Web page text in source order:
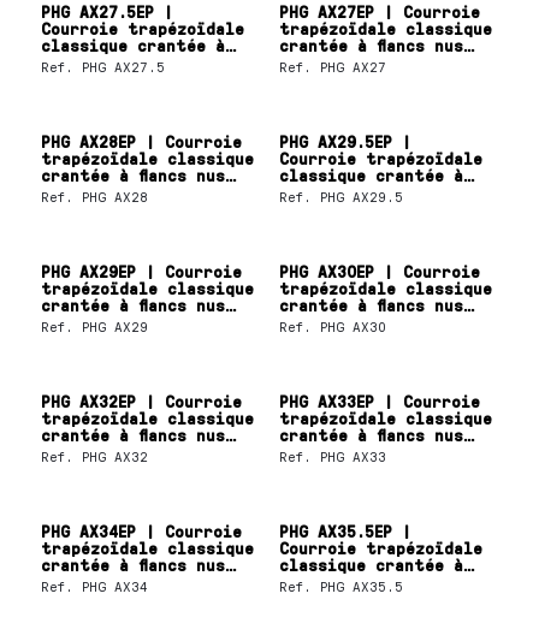
PHG AX27.5EP |
Courroie trapézoïdale
classique crantée à
flancs nus SKF
Ref. PHG AX27.5
PHG AX27EP | Courroie
trapézoïdale classique
crantée à flancs nus
SKF
Ref. PHG AX27
PHG AX28EP | Courroie
trapézoïdale classique
crantée à flancs nus
SKF
Ref. PHG AX28
PHG AX29.5EP |
Courroie trapézoïdale
classique crantée à
flancs nus SKF
Ref. PHG AX29.5
PHG AX29EP | Courroie
trapézoïdale classique
crantée à flancs nus
SKF
Ref. PHG AX29
PHG AX30EP | Courroie
trapézoïdale classique
crantée à flancs nus
SKF
Ref. PHG AX30
PHG AX32EP | Courroie
trapézoïdale classique
crantée à flancs nus
SKF
Ref. PHG AX32
PHG AX33EP | Courroie
trapézoïdale classique
crantée à flancs nus
SKF
Ref. PHG AX33
PHG AX34EP | Courroie
trapézoïdale classique
crantée à flancs nus
SKF
Ref. PHG AX34
PHG AX35.5EP |
Courroie trapézoïdale
classique crantée à
flancs nus SKF
Ref. PHG AX35.5